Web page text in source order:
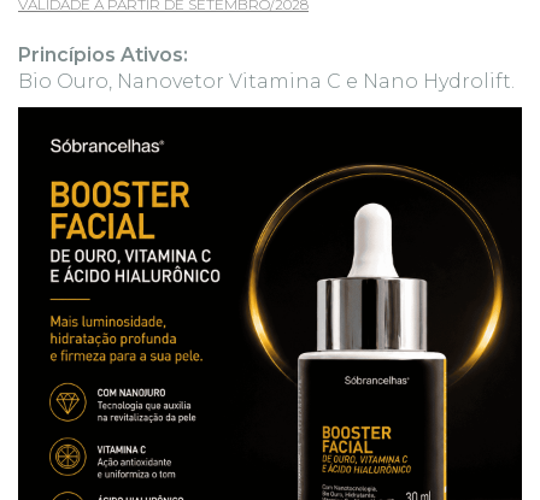
VALIDADE A PARTIR DE SETEMBRO/2028
Princípios Ativos:
Bio Ouro, Nanovetor Vitamina C e Nano Hydrolift.